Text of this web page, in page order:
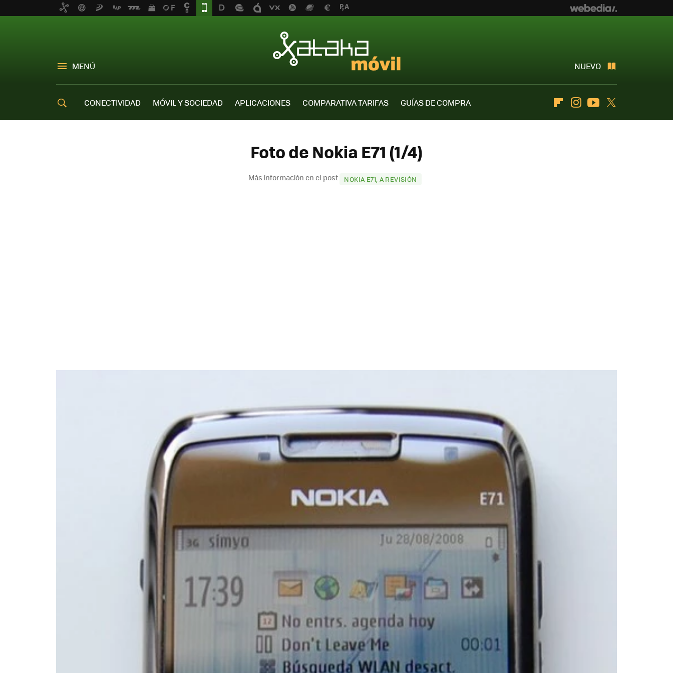
MENÚ NUEVO
CONECTIVIDAD MÓVIL Y SOCIEDAD APLICACIONES COMPARATIVA TARIFAS
GUÍAS DE COMPRA
FlipboardInstagramYoutube
Foto de Nokia E71 (1/4)
Más información en el post NOKIA E71, A REVISIÓN